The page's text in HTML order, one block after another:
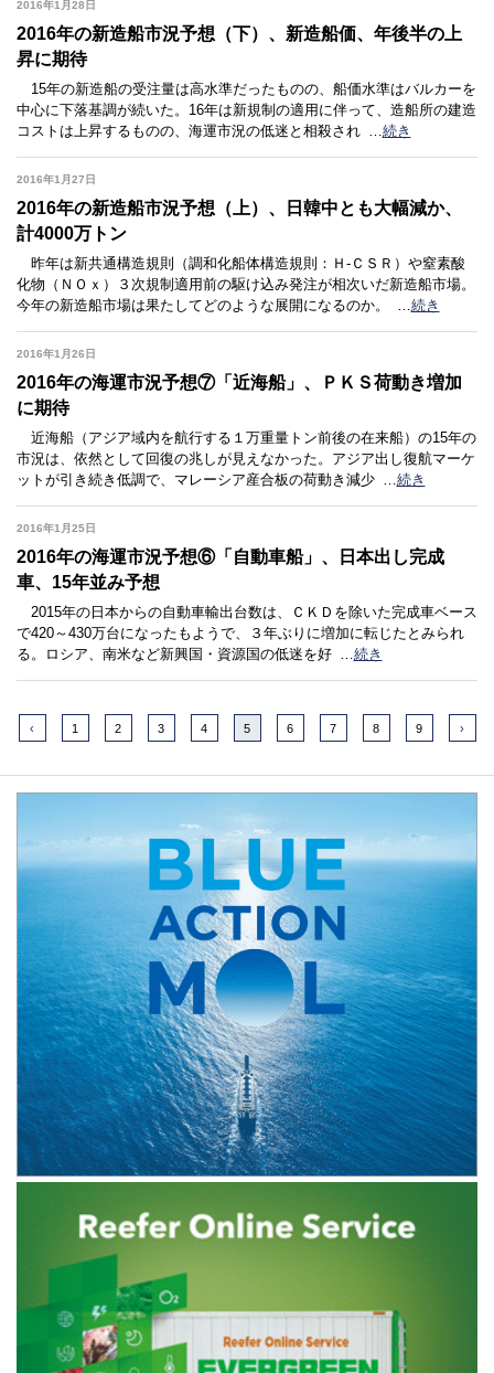
2016年1月28日
2016年の新造船市況予想（下）、新造船価、年後半の上
昇に期待
15年の新造船の受注量は高水準だったものの、船価水準はバルカーを
中心に下落基調が続いた。16年は新規制の適用に伴って、造船所の建造
コストは上昇するものの、海運市況の低迷と相殺され …続き
2016年1月27日
2016年の新造船市況予想（上）、日韓中とも大幅減か、
計4000万トン
昨年は新共通構造規則（調和化船体構造規則：Ｈ-ＣＳＲ）や窒素酸
化物（ＮＯｘ）３次規制適用前の駆け込み発注が相次いだ新造船市場。
今年の新造船市場は果たしてどのような展開になるのか。
…続き
2016年1月26日
2016年の海運市況予想⑦「近海船」、ＰＫＳ荷動き増加
に期待
近海船（アジア域内を航行する１万重量トン前後の在来船）の15年の
市況は、依然として回復の兆しが見えなかった。アジア出し復航マーケ
ットが引き続き低調で、マレーシア産合板の荷動き減少 …続き
2016年1月25日
2016年の海運市況予想⑥「自動車船」、日本出し完成
車、15年並み予想
2015年の日本からの自動車輸出台数は、ＣＫＤを除いた完成車ベース
で420～430万台になったもようで、３年ぶりに増加に転じたとみられ
る。ロシア、南米など新興国・資源国の低迷を好 …続き
‹ 1 2 3 4 5 6 7 8 9 ›